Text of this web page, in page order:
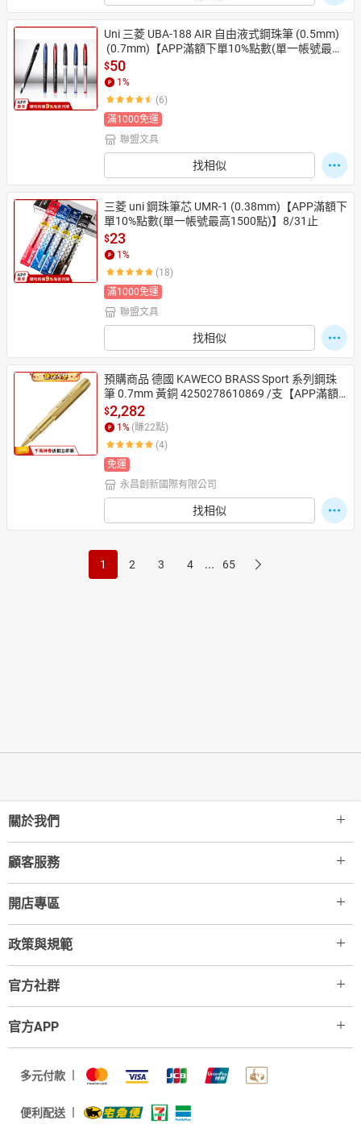
Uni 三菱 UBA-188 AIR 自由液式鋼珠筆 (0.5mm)
(0.7mm)【APP滿額下單10%點數(單一帳號最高
1500點)】8/31止
$50
1 %
(6)
滿1000免運
聯盟文具
找相似
三菱 uni 鋼珠筆芯 UMR-1 (0.38mm)【APP滿額下
單10%點數(單一帳號最高1500點)】8/31止
$23
1 %
(18)
滿1000免運
聯盟文具
找相似
預購商品 德國 KAWECO BRASS Sport 系列鋼珠
筆 0.7mm 黃銅 4250278610869 /支【APP滿額
下單10%點數(單一帳號最高1500點)】8/31止
$2,282
1 % (賺22點)
(4)
免運
永昌創新國際有限公司
找相似
1 2 3 4 ... 65
關於我們
顧客服務
開店專區
政策與規範
官方社群
官方APP
多元付款
便利配送